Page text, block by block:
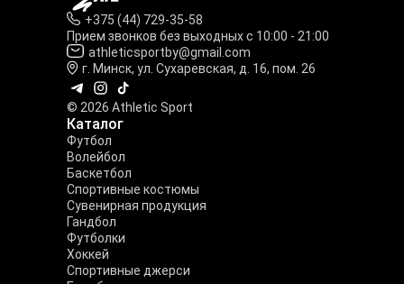
+375 (44) 729-35-58
Прием звонков без выходных с 10:00 - 21:00
athleticsportby@gmail.com
г. Минск, ул. Сухаревская, д. 16, пом. 26
© 2026 Athletic Sport
Каталог
Футбол
Волейбол
Баскетбол
Спортивные костюмы
Сувенирная продукция
Гандбол
Футболки
Хоккей
Спортивные джерси